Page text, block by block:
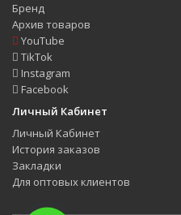
Бренд
Архив товаров
YouTube
TikTok
Instagram
Facebook
Личный Кабинет
Личный Кабинет
История заказов
Закладки
Для оптовых клиентов